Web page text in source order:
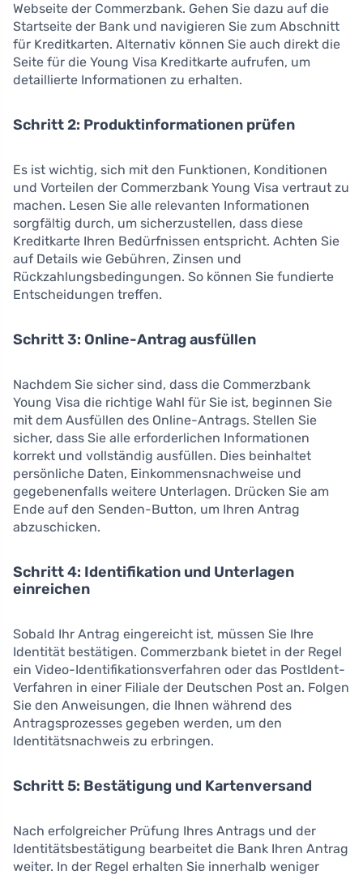
Webseite der Commerzbank. Gehen Sie dazu auf die
Startseite der Bank und navigieren Sie zum Abschnitt
für Kreditkarten. Alternativ können Sie auch direkt die
Seite für die Young Visa Kreditkarte aufrufen, um
detaillierte Informationen zu erhalten.
Schritt 2: Produktinformationen prüfen
Es ist wichtig, sich mit den Funktionen, Konditionen
und Vorteilen der Commerzbank Young Visa vertraut zu
machen. Lesen Sie alle relevanten Informationen
sorgfältig durch, um sicherzustellen, dass diese
Kreditkarte Ihren Bedürfnissen entspricht. Achten Sie
auf Details wie Gebühren, Zinsen und
Rückzahlungsbedingungen. So können Sie fundierte
Entscheidungen treffen.
Schritt 3: Online-Antrag ausfüllen
Nachdem Sie sicher sind, dass die Commerzbank
Young Visa die richtige Wahl für Sie ist, beginnen Sie
mit dem Ausfüllen des Online-Antrags. Stellen Sie
sicher, dass Sie alle erforderlichen Informationen
korrekt und vollständig ausfüllen. Dies beinhaltet
persönliche Daten, Einkommensnachweise und
gegebenenfalls weitere Unterlagen. Drücken Sie am
Ende auf den Senden-Button, um Ihren Antrag
abzuschicken.
Schritt 4: Identifikation und Unterlagen
einreichen
Sobald Ihr Antrag eingereicht ist, müssen Sie Ihre
Identität bestätigen. Commerzbank bietet in der Regel
ein Video-Identifikationsverfahren oder das PostIdent-
Verfahren in einer Filiale der Deutschen Post an. Folgen
Sie den Anweisungen, die Ihnen während des
Antragsprozesses gegeben werden, um den
Identitätsnachweis zu erbringen.
Schritt 5: Bestätigung und Kartenversand
Nach erfolgreicher Prüfung Ihres Antrags und der
Identitätsbestätigung bearbeitet die Bank Ihren Antrag
weiter. In der Regel erhalten Sie innerhalb weniger